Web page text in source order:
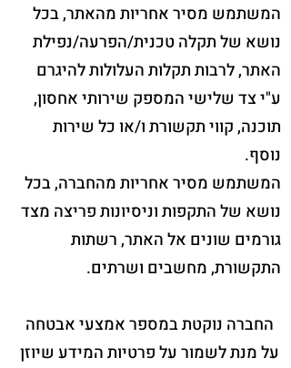
המשתמש מסיר אחריות מהאתר, בכל
נושא של תקלה טכנית/הפרעה/נפילת
האתר, לרבות תקלות העלולות להיגרם
ע"י צד שלישי המספק שירותי אחסון,
תוכנה, קווי תקשורת ו/או כל שירות
נוסף.
המשתמש מסיר אחריות מהחברה, בכל
נושא של התקפות וניסיונות פריצה מצד
גורמים שונים אל האתר, רשתות
התקשורת, מחשבים ושרתים.
החברה נוקטת במספר אמצעי אבטחה
על מנת לשמור על פרטיות המידע שיוזן